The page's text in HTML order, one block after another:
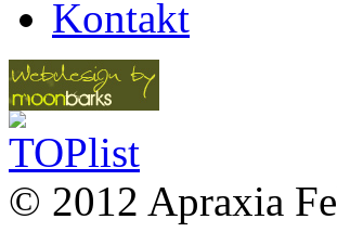
Kontakt
© 2012 Apraxia